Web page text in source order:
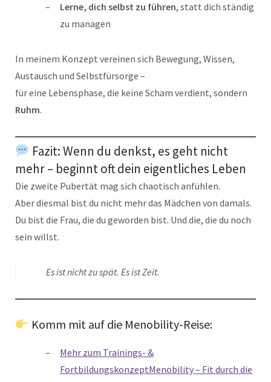
Lerne, dich selbst zu führen, statt dich ständig
zu managen
In meinem Konzept vereinen sich Bewegung, Wissen,
Austausch und Selbstfürsorge –
für eine Lebensphase, die keine Scham verdient, sondern
Ruhm.
Fazit: Wenn du denkst, es geht nicht
mehr – beginnt oft dein eigentliches Leben
Die zweite Pubertät mag sich chaotisch anfühlen.
Aber diesmal bist du nicht mehr das Mädchen von damals.
Du bist die Frau, die du geworden bist. Und die, die du noch
sein willst.
Es ist nicht zu spät. Es ist Zeit.
Komm mit auf die Menobility-Reise:
Mehr zum Trainings- &
FortbildungskonzeptMenobility – Fit durch die